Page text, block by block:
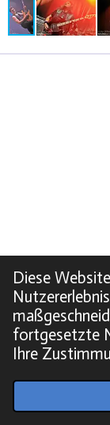
Diese
fortgesetzte
Ihre
© 2022 - 2026